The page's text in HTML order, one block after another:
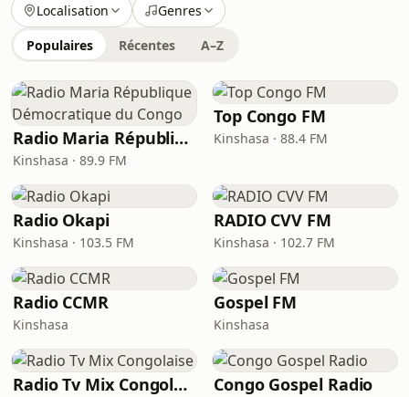
Localisation Genres
Populaires Récentes A–Z
Radio Maria République Démocratique du Congo
Kinshasa · 89.9 FM
Top Congo FM
Kinshasa · 88.4 FM
Radio Okapi
Kinshasa · 103.5 FM
RADIO CVV FM
Kinshasa · 102.7 FM
Radio CCMR
Kinshasa
Gospel FM
Kinshasa
Radio Tv Mix Congolaise Congo Gospel Radio